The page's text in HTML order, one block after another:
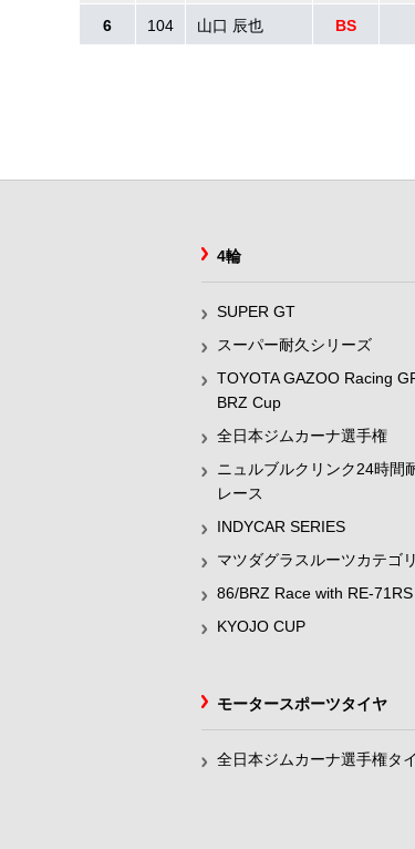
6 104 山口 辰也 BS
4輪
SUPER GT
スーパー耐久シリーズ
TOYOTA GAZOO Racing
BRZ Cup
全日本ジムカーナ選手権
ニュルブルクリンク24時間
レース
INDYCAR SERIES
マツダグラスルーツカテゴ
86/BRZ Race with RE-71RS
KYOJO CUP
モータースポーツタイヤ
全日本ジムカーナ選手権タ